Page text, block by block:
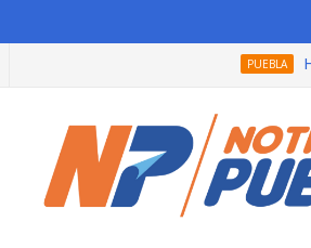
PUEBLA